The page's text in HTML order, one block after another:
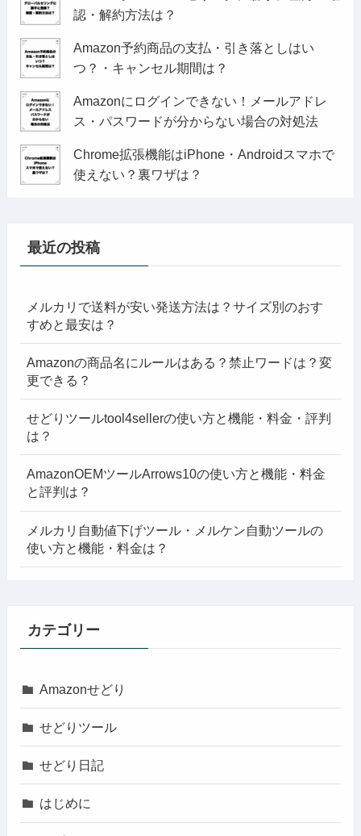
認・解約方法は？
Amazon予約商品の支払・引き落としはい
つ？・キャンセル期間は？
Amazonにログインできない！メールアドレ
ス・パスワードが分からない場合の対処法
Chrome拡張機能はiPhone・Androidスマホで
使えない？裏ワザは？
最近の投稿
メルカリで送料が安い発送方法は？サイズ別のおす
すめと最安は？
Amazonの商品名にルールはある？禁止ワードは？変
更できる？
せどりツールtool4sellerの使い方と機能・料金・評判
は？
AmazonOEMツールArrows10の使い方と機能・料金
と評判は？
メルカリ自動値下げツール・メルケン自動ツールの
使い方と機能・料金は？
カテゴリー
Amazonせどり
せどりツール
せどり日記
はじめに